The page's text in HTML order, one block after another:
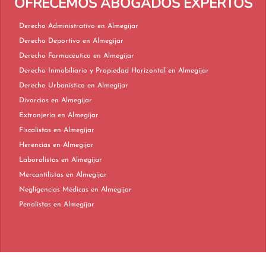
Derecho Administrativo en Almegíjar
Derecho Deportivo en Almegíjar
Derecho Farmacéutico en Almegíjar
Derecho Inmobiliario y Propiedad Horizontal en Almegíjar
Derecho Urbanístico en Almegíjar
Divorcios en Almegíjar
Extranjería en Almegíjar
Fiscalistas en Almegíjar
Herencias en Almegíjar
Laboralistas en Almegíjar
Mercantilistas en Almegíjar
Negligencias Médicas en Almegíjar
Penalistas en Almegíjar